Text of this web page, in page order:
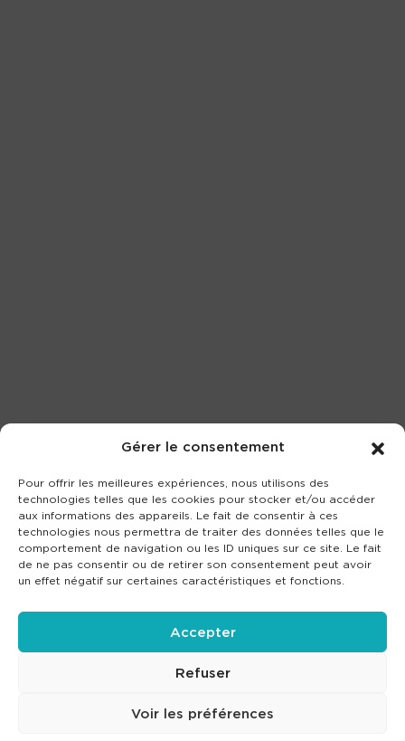
Gérer le consentement
Pour offrir les meilleures expériences, nous utilisons des
technologies telles que les cookies pour stocker et/ou accéder
aux informations des appareils. Le fait de consentir à ces
technologies nous permettra de traiter des données telles que le
comportement de navigation ou les ID uniques sur ce site. Le fait
de ne pas consentir ou de retirer son consentement peut avoir
un effet négatif sur certaines caractéristiques et fonctions.
Accepter
Refuser
Voir les préférences